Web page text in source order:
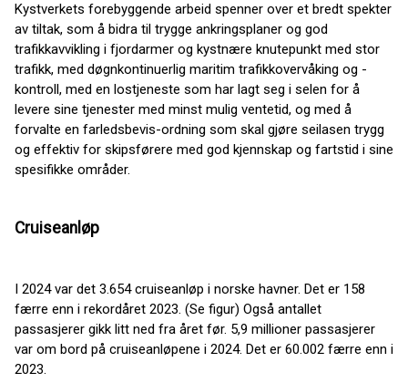
Kystverkets forebyggende arbeid spenner over et bredt spekter
av tiltak, som å bidra til trygge ankringsplaner og god
trafikkavvikling i fjordarmer og kystnære knutepunkt med stor
trafikk, med døgnkontinuerlig maritim trafikkovervåking og -
kontroll, med en lostjeneste som har lagt seg i selen for å
levere sine tjenester med minst mulig ventetid, og med å
forvalte en farledsbevis-ordning som skal gjøre seilasen trygg
og effektiv for skipsførere med god kjennskap og fartstid i sine
spesifikke områder.
Cruiseanløp
I 2024 var det 3.654 cruiseanløp i norske havner. Det er 158
færre enn i rekordåret 2023. (Se figur) Også antallet
passasjerer gikk litt ned fra året før. 5,9 millioner passasjerer
var om bord på cruiseanløpene i 2024. Det er 60.002 færre enn i
2023.